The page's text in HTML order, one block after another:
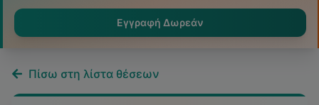
Εγγραφή Δωρεάν
Πίσω στη λίστα θέσεων